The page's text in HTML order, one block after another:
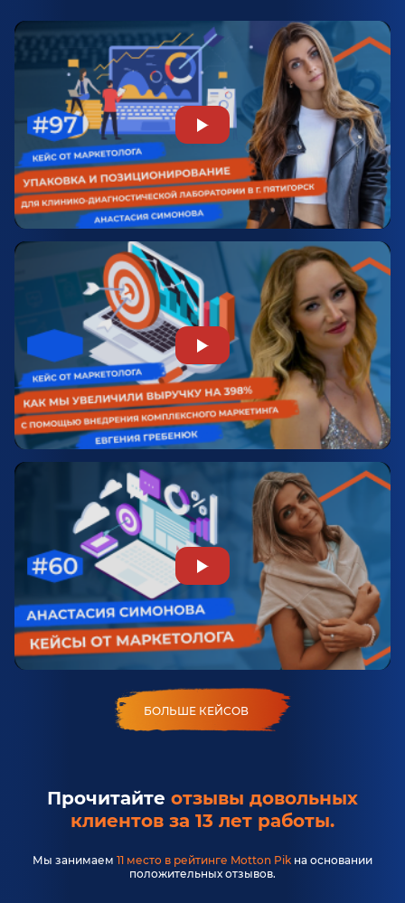
БОЛЬШЕ КЕЙСОВ
Прочитайте отзывы довольных
клиентов за 13 лет работы.
Мы занимаем 11 место в рейтинге Motton Pik на основании
положительных отзывов.